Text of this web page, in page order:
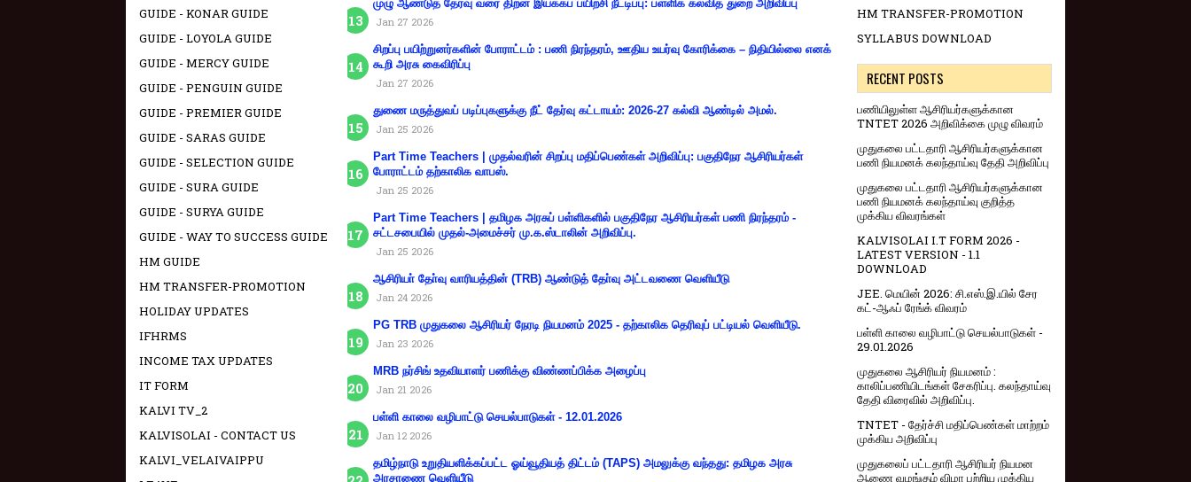
முழு ஆண்டுத் தேர்வு வரை திறன் இயக்கப் பயிற்சி நீட்டிப்பு: பள்ளிக் கல்வித் துறை அறிவிப்பு
Jan 27 2026
சிறப்பு பயிற்றுனர்களின் போராட்டம் : பணி நிரந்தரம், ஊதிய உயர்வு கோரிக்கை – நிதியில்லை எனக்
கூறி அரசு கைவிரிப்பு
Jan 27 2026
துணை மருத்துவப் படிப்புகளுக்கு நீட் தேர்வு கட்டாயம்: 2026-27 கல்வி ஆண்டில் அமல்.
Jan 25 2026
Part Time Teachers | முதல்வரின் சிறப்பு மதிப்பெண்கள் அறிவிப்பு: பகுதிநேர ஆசிரியர்கள்
போராட்டம் தற்காலிக வாபஸ்.
Jan 25 2026
Part Time Teachers | தமிழக அரசுப் பள்ளிகளில் பகுதிநேர ஆசிரியர்கள் பணி நிரந்தரம் -
சட்டசபையில் முதல்-அமைச்சர் மு.க.ஸ்டாலின் அறிவிப்பு.
Jan 25 2026
ஆசிரியா் தோ்வு வாரியத்தின் (TRB) ஆண்டுத் தோ்வு அட்டவணை வெளியீடு
Jan 24 2026
PG TRB முதுகலை ஆசிரியர் நேரடி நியமனம் 2025 - தற்காலிக தெரிவுப் பட்டியல் வெளியீடு.
Jan 23 2026
MRB நர்சிங் உதவியாளர் பணிக்கு விண்ணப்பிக்க அழைப்பு
Jan 21 2026
பள்ளி காலை வழிபாட்டு செயல்பாடுகள் - 12.01.2026
Jan 12 2026
தமிழ்நாடு உறுதியளிக்கப்பட்ட ஓய்வூதியத் திட்டம் (TAPS) அமலுக்கு வந்தது: தமிழக அரசு
அரசாணை வெளியீடு
GUIDE - KONAR GUIDE
GUIDE - LOYOLA GUIDE
GUIDE - MERCY GUIDE
GUIDE - PENGUIN GUIDE
GUIDE - PREMIER GUIDE
GUIDE - SARAS GUIDE
GUIDE - SELECTION GUIDE
GUIDE - SURA GUIDE
GUIDE - SURYA GUIDE
GUIDE - WAY TO SUCCESS GUIDE
HM GUIDE
HM TRANSFER-PROMOTION
HOLIDAY UPDATES
IFHRMS
INCOME TAX UPDATES
IT FORM
KALVI TV_2
KALVISOLAI - CONTACT US
KALVI_VELAIVAIPPU
HM TRANSFER-PROMOTION
SYLLABUS DOWNLOAD
RECENT POSTS
பணியிலுள்ள ஆசிரியர்களுக்கான
TNTET 2026 அறிவிக்கை முழு விவரம்
முதுகலை பட்டதாரி ஆசிரியர்களுக்கான
பணி நியமனக் கலந்தாய்வு தேதி அறிவிப்பு
முதுகலை பட்டதாரி ஆசிரியர்களுக்கான
பணி நியமனக் கலந்தாய்வு குறித்த
முக்கிய விவரங்கள்
KALVISOLAI I.T FORM 2026 -
LATEST VERSION - 1.1
DOWNLOAD
JEE. மெயின் 2026: சி.எஸ்.இ.யில் சேர
கட்-ஆஃப் ரேங்க் விவரம்
பள்ளி காலை வழிபாட்டு செயல்பாடுகள் -
29.01.2026
முதுகலை ஆசிரியர் நியமனம் :
காலிப்பணியிடங்கள் சேகரிப்பு. கலந்தாய்வு
தேதி விரைவில் அறிவிப்பு.
TNTET - தேர்ச்சி மதிப்பெண்கள் மாற்றம்
முக்கிய அறிவிப்பு
முதுகலைப் பட்டதாரி ஆசிரியர் நியமன
ஆணை வழங்கும் விழா பற்றிய முக்கிய